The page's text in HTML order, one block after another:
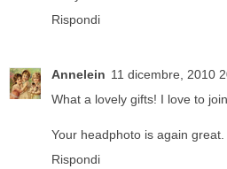
Rispondi
Annelein 11 dicembre, 2010
What a lovely gifts! I love to
Your headphoto is again
Rispondi